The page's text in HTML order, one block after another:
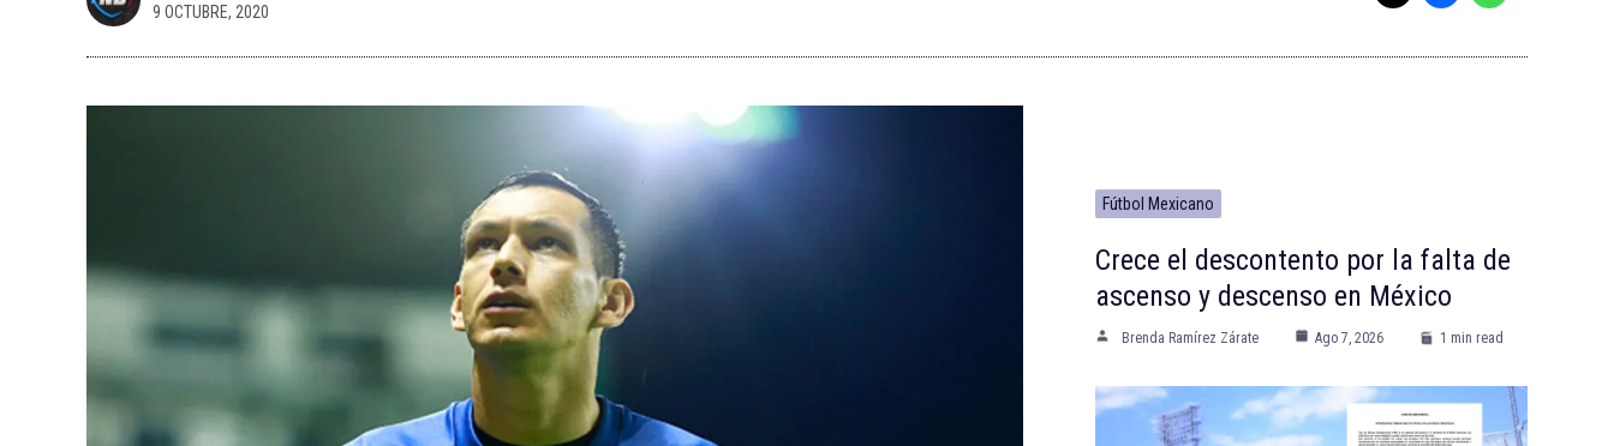
9 OCTUBRE, 2020
Fútbol Mexicano
Crece el descontento por la falta de
ascenso y descenso en México
Brenda Ramírez Zárate Ago 7, 2026 1 min read